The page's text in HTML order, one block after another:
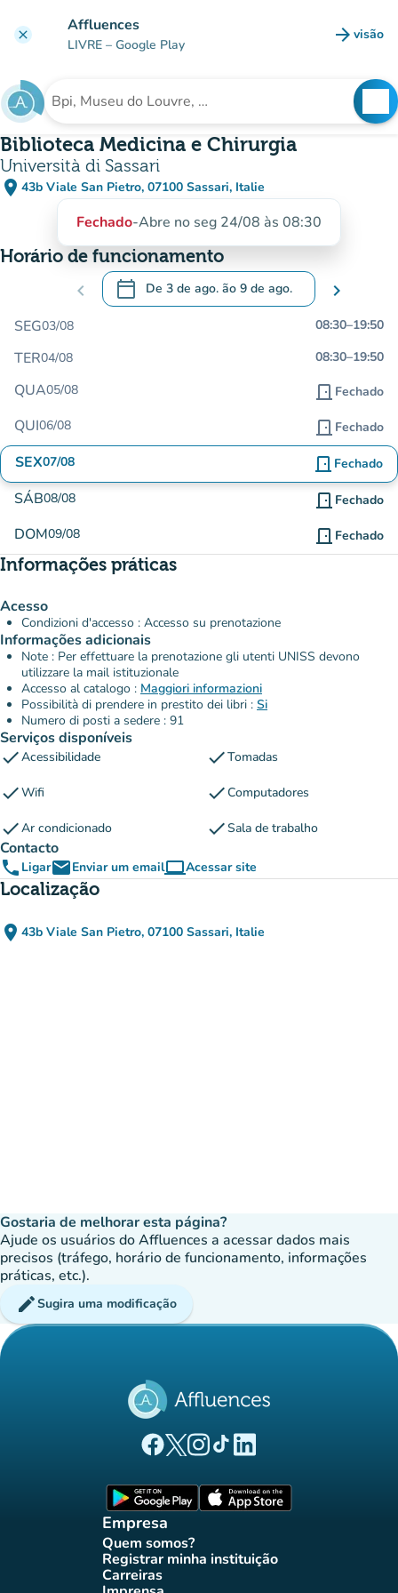
clear Affluences
LIVRE – Google Play arrow_forward visão
(novo
Procura uma instituição
Biblioteca Medicina e Chirurgia
Università di Sassari
place 43b Viale San Pietro, 07100 Sassari, Italie
(abrir no Google Maps)
(novo separador)
Fechado-Abre no seg 24/08 às 08:30
Horário de funcionamento
chevron_left calendar_today De 3 de ago. ão 9 de ago.
.Abra o calendário para alterar as datas
chevron_right
SEG03/08 08:30–19:50
TER04/08 08:30–19:50
QUA05/08 door_front Fechado
QUI06/08 door_front Fechado
SEX07/08 door_front Fechado
SÁB08/08 door_front Fechado
DOM09/08 door_front Fechado
Informações práticas
Acesso
Condizioni d'accesso : Accesso su prenotazione
Informações adicionais
Note : Per effettuare la prenotazione gli utenti UNISS devono
utilizzare la mail istituzionale
Accesso al catalogo : Maggiori informazioni
Possibilità di prendere in prestito dei libri : Si
Numero di posti a sedere : 91
Serviços disponíveis
checkAcessibilidade checkTomadas
checkWifi checkComputadores
checkAr condicionado checkSala de trabalho
Contacto
phone LigaremailEnviar um emailcomputerAcessar site
(novo separador)
Localização
place 43b Viale San Pietro, 07100 Sassari, Italie
(abrir no Google Maps)
(novo separador)
Gostaria de melhorar esta página?
Ajude os usuários do Affluences a acessar dados mais
precisos (tráfego, horário de funcionamento, informações
práticas, etc.).
editSugira uma modificação
(novo separador)
(novo separador)
(novo separador)
(novo separador)
(novo separador)
Empresa
Quem somos?(novo separador)
Registrar minha instituição
(novo separador)
Carreiras(novo separador)